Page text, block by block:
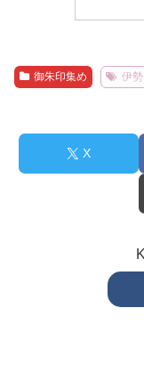
御朱印集め 伊勢
X